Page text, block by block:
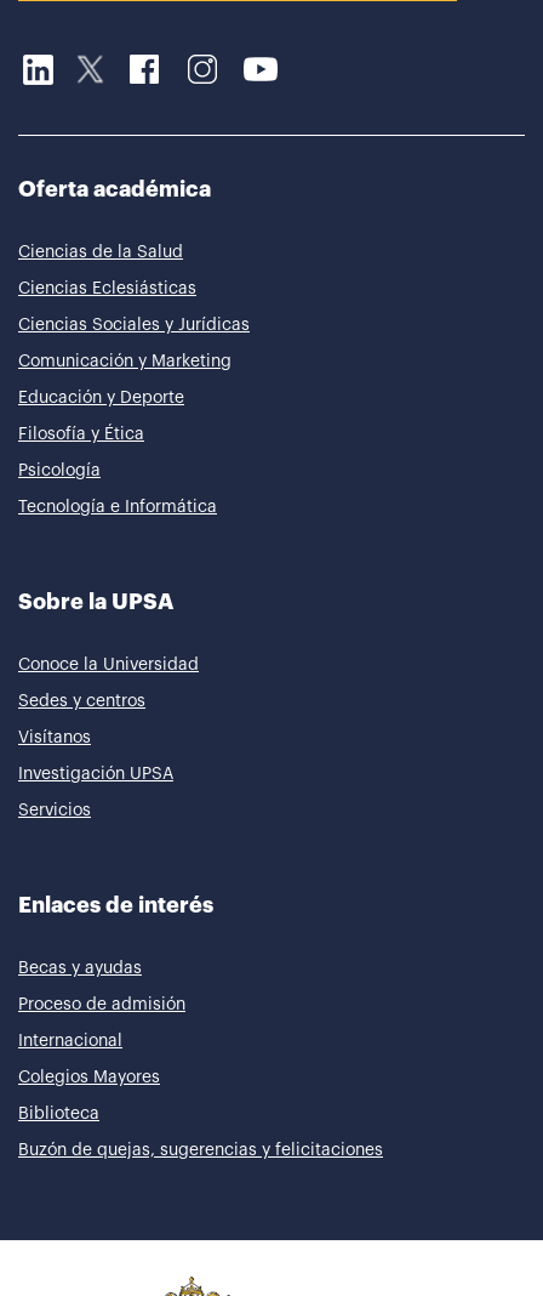
Oferta académica
Ciencias de la Salud
Ciencias Eclesiásticas
Ciencias Sociales y Jurídicas
Comunicación y Marketing
Educación y Deporte
Filosofía y Ética
Psicología
Tecnología e Informática
Sobre la UPSA
Conoce la Universidad
Sedes y centros
Visítanos
Investigación UPSA
Servicios
Enlaces de interés
Becas y ayudas
Proceso de admisión
Internacional
Colegios Mayores
Biblioteca
Buzón de quejas, sugerencias y felicitaciones